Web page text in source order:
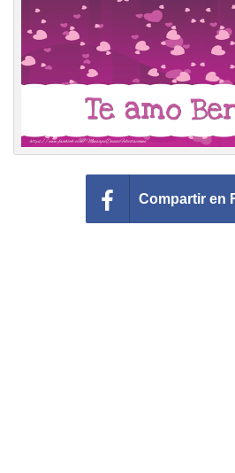
Felicitaciones días del año
Felicitaciones musicales
Entrar
Compartir en